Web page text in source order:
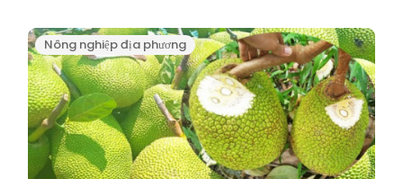
Nông nghiệp địa phương